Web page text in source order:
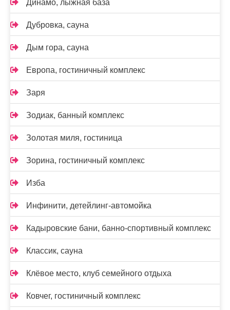
Динамо, лыжная база
Дубровка, сауна
Дым гора, сауна
Европа, гостиничный комплекс
Заря
Зодиак, банный комплекс
Золотая миля, гостиница
Зорина, гостиничный комплекс
Изба
Инфинити, детейлинг-автомойка
Кадыровские бани, банно-спортивный комплекс
Классик, сауна
Клёвое место, клуб семейного отдыха
Ковчег, гостиничный комплекс